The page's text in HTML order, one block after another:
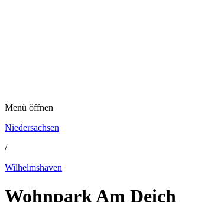
Menü öffnen
Niedersachsen
/
Wilhelmshaven
Wohnpark Am Deich